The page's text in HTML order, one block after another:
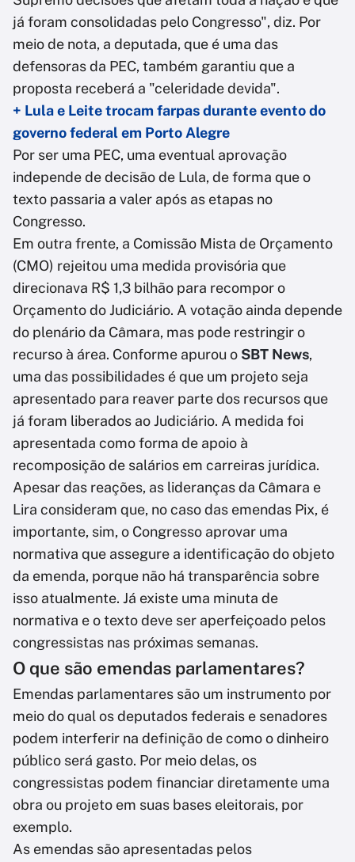
já foram consolidadas pelo Congresso", diz. Por
meio de nota, a deputada, que é uma das
defensoras da PEC, também garantiu que a
proposta receberá a "celeridade devida".
+ Lula e Leite trocam farpas durante evento do
governo federal em Porto Alegre
Por ser uma PEC, uma eventual aprovação
independe de decisão de Lula, de forma que o
texto passaria a valer após as etapas no
Congresso.
Em outra frente, a Comissão Mista de Orçamento
(CMO) rejeitou uma medida provisória que
direcionava R$ 1,3 bilhão para recompor o
Orçamento do Judiciário. A votação ainda depende
do plenário da Câmara, mas pode restringir o
recurso à área. Conforme apurou o SBT News,
uma das possibilidades é que um projeto seja
apresentado para reaver parte dos recursos que
já foram liberados ao Judiciário. A medida foi
apresentada como forma de apoio à
recomposição de salários em carreiras jurídica.
Apesar das reações, as lideranças da Câmara e
Lira consideram que, no caso das emendas Pix, é
importante, sim, o Congresso aprovar uma
normativa que assegure a identificação do objeto
da emenda, porque não há transparência sobre
isso atualmente. Já existe uma minuta de
normativa e o texto deve ser aperfeiçoado pelos
congressistas nas próximas semanas.
O que são emendas parlamentares?
Emendas parlamentares são um instrumento por
meio do qual os deputados federais e senadores
podem interferir na definição de como o dinheiro
público será gasto. Por meio delas, os
congressistas podem financiar diretamente uma
obra ou projeto em suas bases eleitorais, por
exemplo.
As emendas são apresentadas pelos